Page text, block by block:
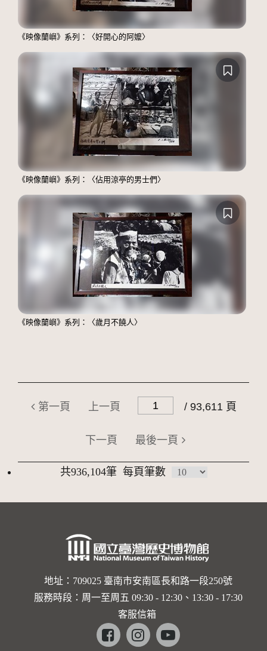
《映像蘭嶼》系列：〈好開心的阿嬤〉
《映像蘭嶼》系列：〈佔用涼亭的男士們〉
《映像蘭嶼》系列：〈歲月不饒人〉
第一頁 上一頁 / 93,611 頁
下一頁 最後一頁
共936,104筆 每頁筆數
地址：709025 臺南市安南區長和路一段250號
服務時段：周一至周五 09:30 - 12:30、13:30 - 17:30
客服信箱
Facebookinstagramyoutube